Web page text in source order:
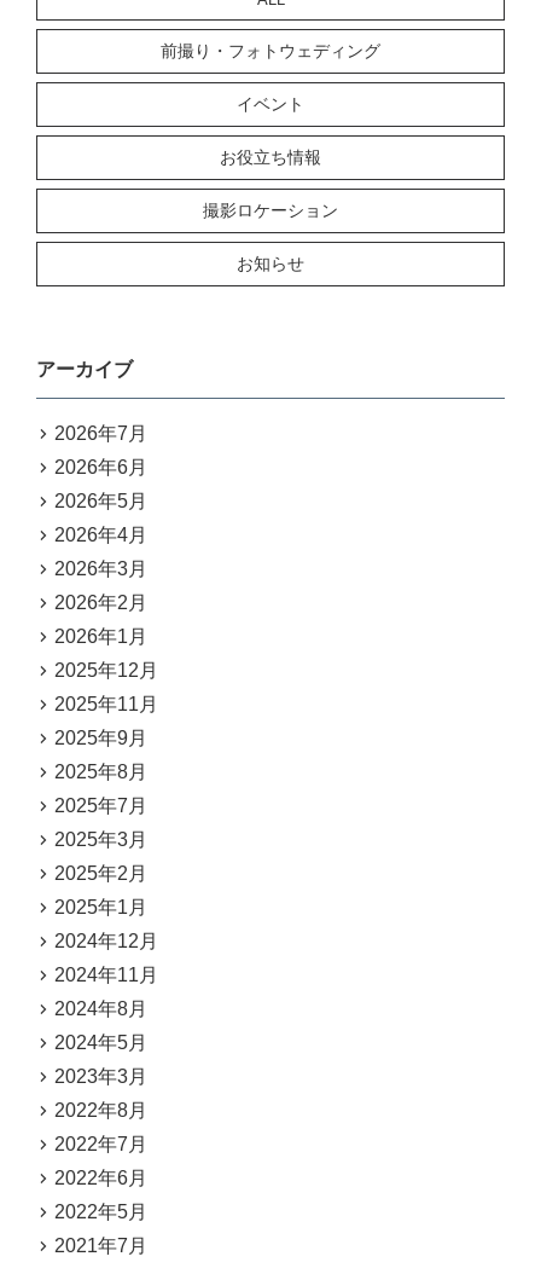
前撮り・フォトウェディング
イベント
お役立ち情報
撮影ロケーション
お知らせ
アーカイブ
2026年7月
2026年6月
2026年5月
2026年4月
2026年3月
2026年2月
2026年1月
2025年12月
2025年11月
2025年9月
2025年8月
2025年7月
2025年3月
2025年2月
2025年1月
2024年12月
2024年11月
2024年8月
2024年5月
2023年3月
2022年8月
2022年7月
2022年6月
2022年5月
2021年7月